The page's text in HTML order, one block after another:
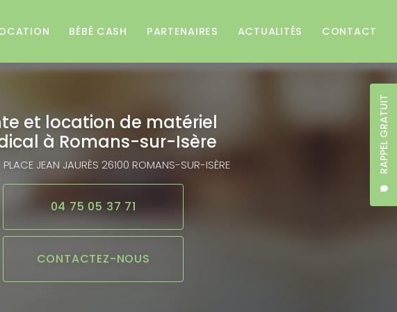
RAPPEL GRATUIT
BÉBÉ CASH PARTENAIRES ACTUALITÉS CONTACT
et location de matériel
à Romans-sur-Isère
JEAN JAURÈS 26100 ROMANS-SUR-ISÈRE
04 75 05 37 71
CONTACTEZ-NOUS